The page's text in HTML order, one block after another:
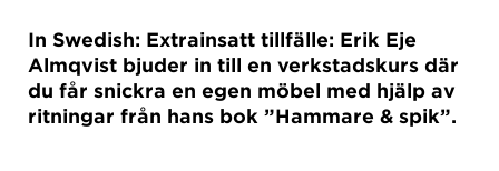
In Swedish: Extrainsatt tillfälle: Erik Eje
Almqvist bjuder in till en verkstadskurs där
du får snickra en egen möbel med hjälp av
ritningar från hans bok ”Hammare & spik”.